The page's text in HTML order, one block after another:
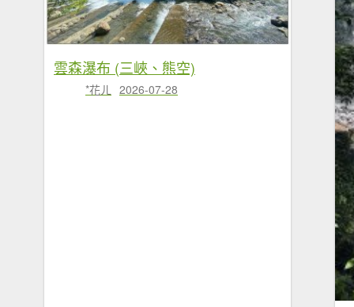
雲森瀑布 (三峽、熊空)
*花ㄦ 2026-07-28